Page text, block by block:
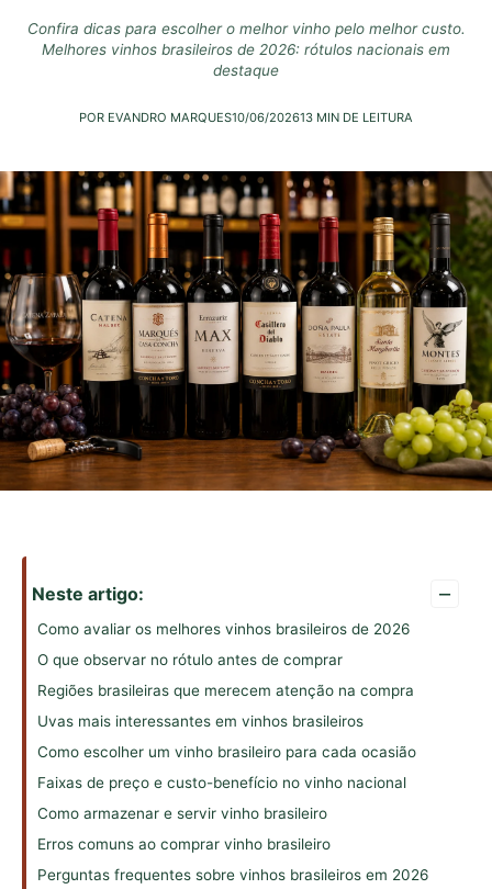
Confira dicas para escolher o melhor vinho pelo melhor custo.
Melhores vinhos brasileiros de 2026: rótulos nacionais em
destaque
POR EVANDRO MARQUES10/06/202613 MIN DE LEITURA
Neste artigo: –
Como avaliar os melhores vinhos brasileiros de 2026
O que observar no rótulo antes de comprar
Regiões brasileiras que merecem atenção na compra
Uvas mais interessantes em vinhos brasileiros
Como escolher um vinho brasileiro para cada ocasião
Faixas de preço e custo-benefício no vinho nacional
Como armazenar e servir vinho brasileiro
Erros comuns ao comprar vinho brasileiro
Perguntas frequentes sobre vinhos brasileiros em 2026